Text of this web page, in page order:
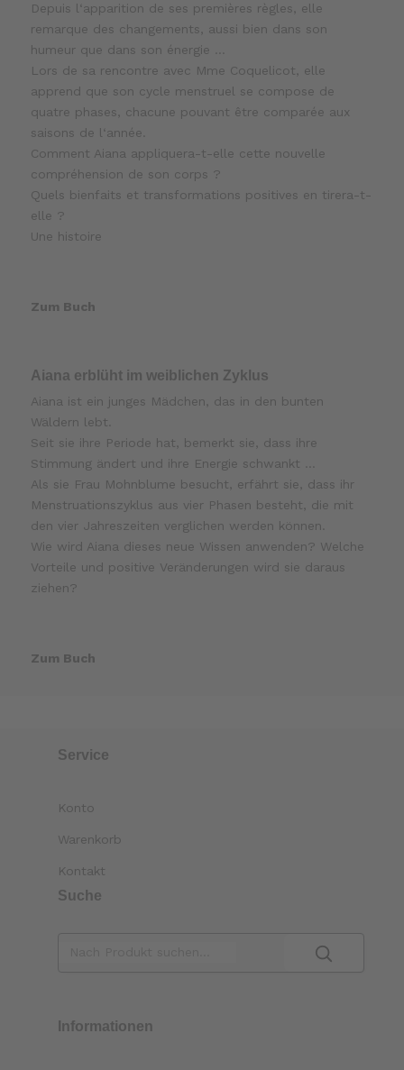
Depuis l‘apparition de ses premières règles, elle
remarque des changements, aussi bien dans son
humeur que dans son énergie …
Lors de sa rencontre avec Mme Coquelicot, elle
apprend que son cycle menstruel se compose de
quatre phases, chacune pouvant être comparée aux
saisons de l‘année.
Comment Aiana appliquera-t-elle cette nouvelle
compréhension de son corps ?
Quels bienfaits et transformations positives en tirera-t-
elle ?
Une histoire
Zum Buch
Aiana erblüht im weiblichen Zyklus
Aiana ist ein junges Mädchen, das in den bunten
Wäldern lebt.
Seit sie ihre Periode hat, bemerkt sie, dass ihre
Stimmung ändert und ihre Energie schwankt …
Als sie Frau Mohnblume besucht, erfährt sie, dass ihr
Menstruationszyklus aus vier Phasen besteht, die mit
den vier Jahreszeiten verglichen werden können.
Wie wird Aiana dieses neue Wissen anwenden? Welche
Vorteile und positive Veränderungen wird sie daraus
ziehen?
Zum Buch
Service
Konto
Warenkorb
Kontakt
Suche
Informationen